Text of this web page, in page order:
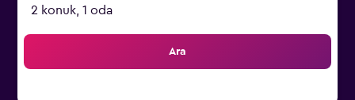
2 konuk, 1 oda
Ara